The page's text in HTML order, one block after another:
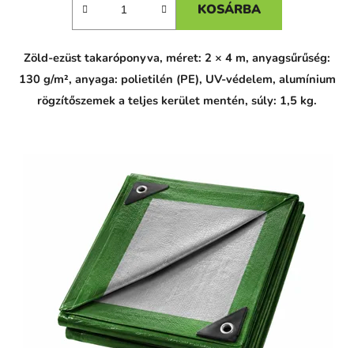
KOSÁRBA
Zöld-ezüst takaróponyva, méret: 2 × 4 m, anyagsűrűség:
130 g/m², anyaga: polietilén (PE), UV-védelem, alumínium
rögzítőszemek a teljes kerület mentén, súly: 1,5 kg.